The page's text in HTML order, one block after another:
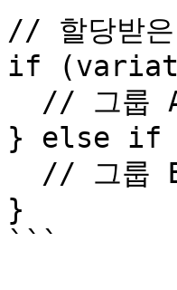
// 할당받
if
} else if
}
```